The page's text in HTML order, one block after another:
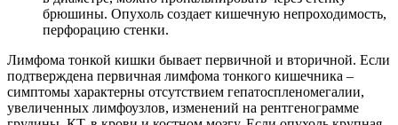
брюшины. Опухоль создает кишечную непроходимость,
перфорацию стенки.
Лимфома тонкой кишки бывает первичной и вторичной. Если
подтверждена первичная лимфома тонкого кишечника –
симптомы характерны отсутствием гепатоспленомегалии,
увеличенных лимфоузлов, изменений на рентгенограмме